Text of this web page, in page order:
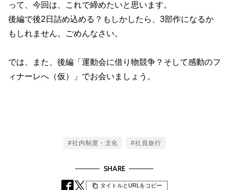
って、今回は、これで締めたいと思います。
後編で後2日詰め込める？もしかしたら、3部作になるか
もしれません。ごめんなさい。
では、また、後編「運動会に借り物競争？そして感動のフ
ィナーレへ（仮）」でお会いましょう。
#社内制度・文化 #社員旅行
SHARE
タイトルとURLをコピー